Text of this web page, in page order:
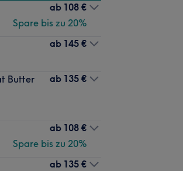
ab 108 €
Spare bis zu 20%
ab 145 €
Butter
ab 135 €
ab 108 €
Spare bis zu 20%
ab 135 €